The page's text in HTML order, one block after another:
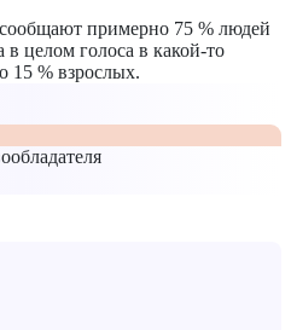
примерно 75 % людей
целом голоса в какой-то
15 % взрослых.